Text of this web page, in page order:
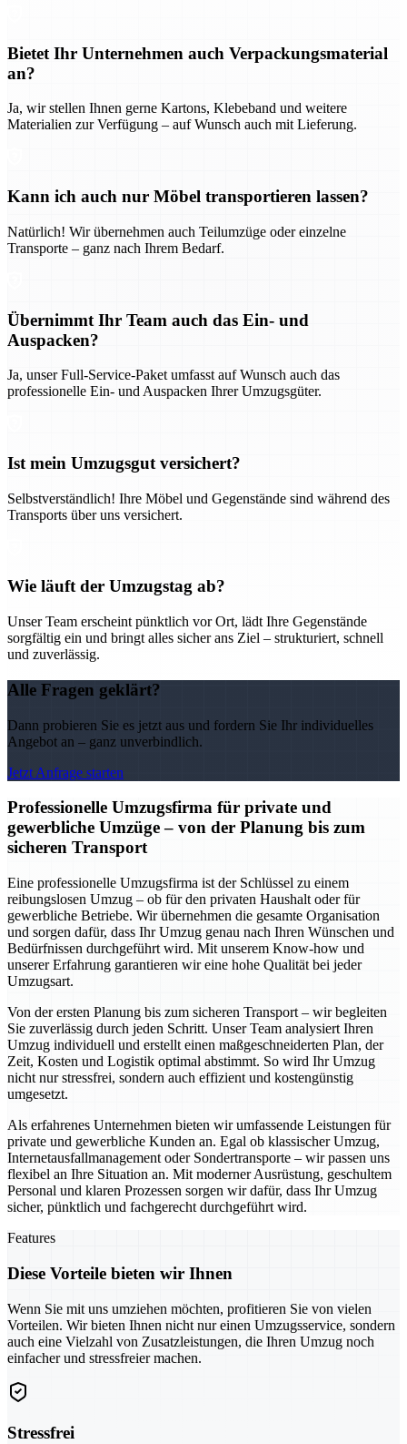
Bietet Ihr Unternehmen auch Verpackungsmaterial
an?
Ja, wir stellen Ihnen gerne Kartons, Klebeband und weitere
Materialien zur Verfügung – auf Wunsch auch mit Lieferung.
Kann ich auch nur Möbel transportieren lassen?
Natürlich! Wir übernehmen auch Teilumzüge oder einzelne
Transporte – ganz nach Ihrem Bedarf.
Übernimmt Ihr Team auch das Ein- und
Auspacken?
Ja, unser Full-Service-Paket umfasst auf Wunsch auch das
professionelle Ein- und Auspacken Ihrer Umzugsgüter.
Ist mein Umzugsgut versichert?
Selbstverständlich! Ihre Möbel und Gegenstände sind während des
Transports über uns versichert.
Wie läuft der Umzugstag ab?
Unser Team erscheint pünktlich vor Ort, lädt Ihre Gegenstände
sorgfältig ein und bringt alles sicher ans Ziel – strukturiert, schnell
und zuverlässig.
Alle Fragen geklärt?
Dann probieren Sie es jetzt aus und fordern Sie Ihr individuelles
Angebot an – ganz unverbindlich.
Jetzt Anfrage starten
Professionelle Umzugsfirma für private und
gewerbliche Umzüge – von der Planung bis zum
sicheren Transport
Eine professionelle Umzugsfirma ist der Schlüssel zu einem
reibungslosen Umzug – ob für den privaten Haushalt oder für
gewerbliche Betriebe. Wir übernehmen die gesamte Organisation
und sorgen dafür, dass Ihr Umzug genau nach Ihren Wünschen und
Bedürfnissen durchgeführt wird. Mit unserem Know-how und
unserer Erfahrung garantieren wir eine hohe Qualität bei jeder
Umzugsart.
Von der ersten Planung bis zum sicheren Transport – wir begleiten
Sie zuverlässig durch jeden Schritt. Unser Team analysiert Ihren
Umzug individuell und erstellt einen maßgeschneiderten Plan, der
Zeit, Kosten und Logistik optimal abstimmt. So wird Ihr Umzug
nicht nur stressfrei, sondern auch effizient und kostengünstig
umgesetzt.
Als erfahrenes Unternehmen bieten wir umfassende Leistungen für
private und gewerbliche Kunden an. Egal ob klassischer Umzug,
Internetausfallmanagement oder Sondertransporte – wir passen uns
flexibel an Ihre Situation an. Mit moderner Ausrüstung, geschultem
Personal und klaren Prozessen sorgen wir dafür, dass Ihr Umzug
sicher, pünktlich und fachgerecht durchgeführt wird.
Features
Diese Vorteile bieten wir Ihnen
Wenn Sie mit uns umziehen möchten, profitieren Sie von vielen
Vorteilen. Wir bieten Ihnen nicht nur einen Umzugsservice, sondern
auch eine Vielzahl von Zusatzleistungen, die Ihren Umzug noch
einfacher und stressfreier machen.
Stressfrei